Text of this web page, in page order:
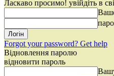
Ласкаво просимо! увійдіть в
Forgot your password? Get help
Відновлення паролю
відновити пароль